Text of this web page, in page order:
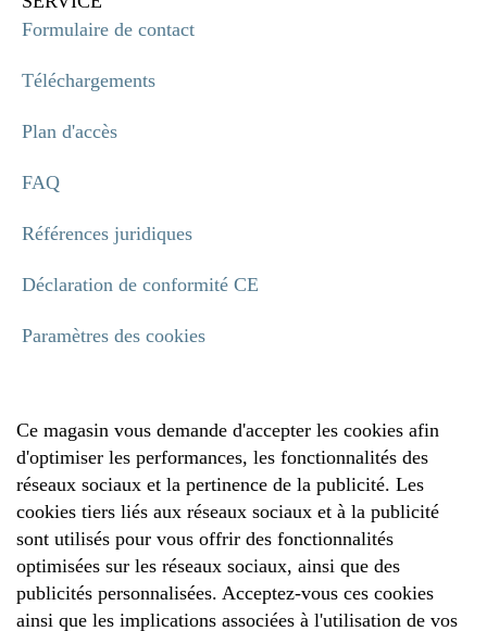
Formulaire de contact
Téléchargements
Plan d'accès
FAQ
Références juridiques
Déclaration de conformité CE
Paramètres des cookies
Ce magasin vous demande d'accepter les cookies afin
d'optimiser les performances, les fonctionnalités des
réseaux sociaux et la pertinence de la publicité. Les
cookies tiers liés aux réseaux sociaux et à la publicité
sont utilisés pour vous offrir des fonctionnalités
optimisées sur les réseaux sociaux, ainsi que des
publicités personnalisées. Acceptez-vous ces cookies
ainsi que les implications associées à l'utilisation de vos